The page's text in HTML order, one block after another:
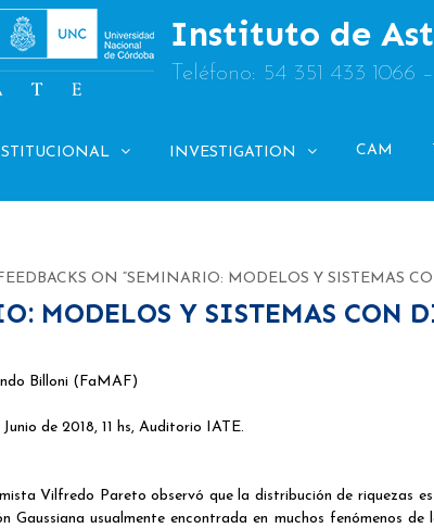
Instituto de
Teléfono: 54 351 433
INVESTIGATION CAM
ON “SEMINARIO: MODELOS Y SISTEMAS
MODELOS Y SISTEMAS CON
Billoni (FaMAF)
de 2018, 11 hs, Auditorio IATE.
Vilfredo Pareto observó que la distribución de riquezas
Gaussiana usualmente encontrada en muchos fenómenos